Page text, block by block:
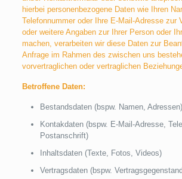
hierbei personenbezogene Daten wie Ihren
Telefonnummer oder Ihre E-Mail-Adresse zur
oder weitere Angaben zur Ihrer Person oder
machen, verarbeiten wir diese Daten zur
Anfrage im Rahmen des zwischen uns
vorvertraglichen oder vertraglichen
Betroffene Daten:
Bestandsdaten (bspw. Namen, Adressen)
Kontakdaten (bspw. E-Mail-Adresse,
Postanschrift)
Inhaltsdaten (Texte, Fotos, Videos)
Vertragsdaten (bspw.